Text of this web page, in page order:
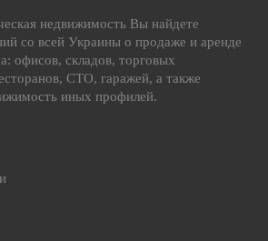
недвижимость Вы найдете
со всей Украины о продаже и аренде
офисов, складов, торговых
СТО, гаражей, а также
иных профилей.